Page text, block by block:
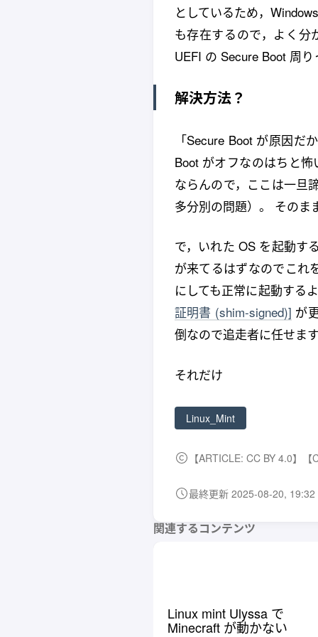
としているため，
も存在するので，よく分
UEFI の Secure Boot 周
解決方法？
「Secure Boot が原因
Boot がオフなのはちと
ならんので，ここは一旦
多分別の問題）。 そのま
で，いれた OS を起動す
が来てるはずなのでこれ
にしても正常に起動する
証明書 (shim-signed)] が
倒なので追走者に任せま
それだけ
Linux_Mint
【ARTICLE: CC BY 4.0】
最終更新 2025-08-20, 19:32
関連するコンテンツ
Linux mint Ulyssa で
Minecraft が動かない